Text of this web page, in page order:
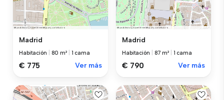
Madrid
Habitación 80 m² 1 cama
€ 775 Ver más
Madrid
Habitación 87 m² 1 cama
€ 790 Ver más